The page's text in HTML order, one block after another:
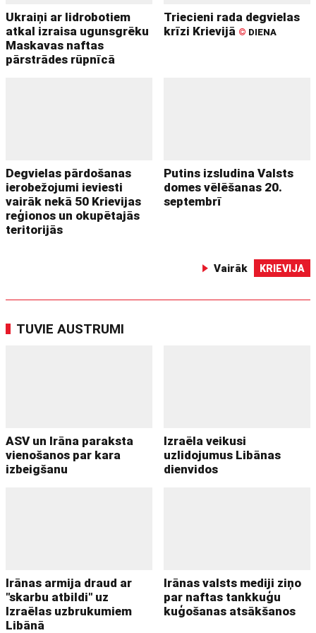
Ukraiņi ar lidrobotiem
atkal izraisa ugunsgrēku
Maskavas naftas
pārstrādes rūpnīcā
Triecieni rada degvielas
krīzi Krievijā © DIENA
Degvielas pārdošanas
ierobežojumi ieviesti
vairāk nekā 50 Krievijas
reģionos un okupētajās
teritorijās
Putins izsludina Valsts
domes vēlēšanas 20.
septembrī
Vairāk KRIEVIJA
TUVIE AUSTRUMI
ASV un Irāna paraksta
vienošanos par kara
izbeigšanu
Izraēla veikusi
uzlidojumus Libānas
dienvidos
Irānas armija draud ar
"skarbu atbildi" uz
Izraēlas uzbrukumiem
Libānā
Irānas valsts mediji ziņo
par naftas tankkuģu
kuģošanas atsākšanos